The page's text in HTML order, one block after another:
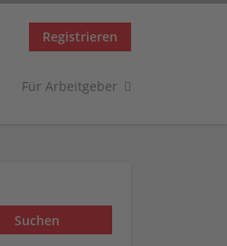
Registrieren
Für Arbeitgeber